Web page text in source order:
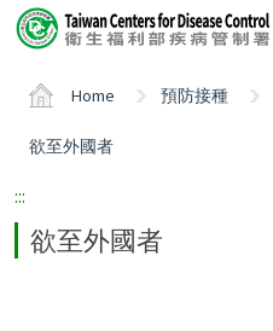
Center
block
Home 預防接種
欲至外國者
:::
欲至外國者